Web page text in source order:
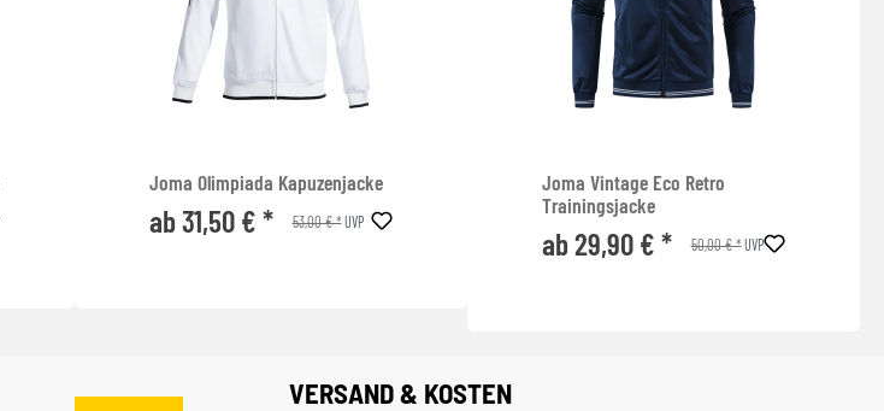
Joma Olimpiada Kapuzenjacke
ab 31,50 € * 53,00 € *UVP
Joma Vintage Eco Retro
Trainingsjacke
ab 29,90 € * 50,00 € *UVP
VERSAND & KOSTEN